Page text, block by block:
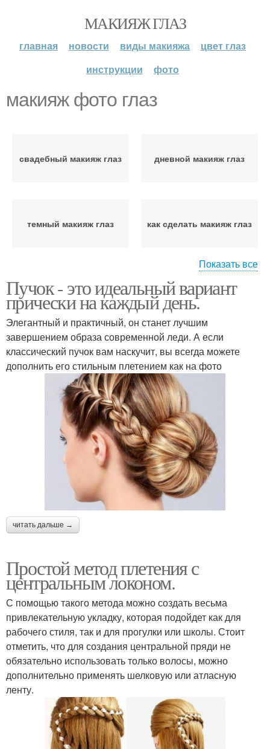
МАКИЯЖ ГЛАЗ
главная новости виды макияжа
цвет глаз
инструкции
фото
макияж фото глаз
свадебный макияж глаз дневной макияж глаз
темный макияж глаз как сделать макияж глаз
макияж для серых глаз
макияж глаз в
домашних условиях
вечерний макияж глаз
Показать все
Пучок - это идеальный вариант
прически на каждый день.
Элегантный и практичный, он станет лучшим
завершением образа современной леди. А если
классический пучок вам наскучит, вы всегда можете
дополнить его стильным плетением как на фото
читать дальше →
Простой метод плетения с
центральным локоном.
С помощью такого метода можно создать весьма
привлекательную укладку, которая подойдет как для
рабочего стиля, так и для прогулки или школы. Стоит
отметить, что для создания центральной пряди не
обязательно использовать только волосы, можно
дополнительно применять шелковую или атласную
ленту.